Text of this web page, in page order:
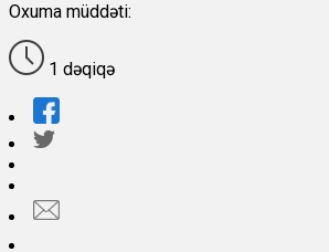
Oxuma müddəti:
1 dəqiqə